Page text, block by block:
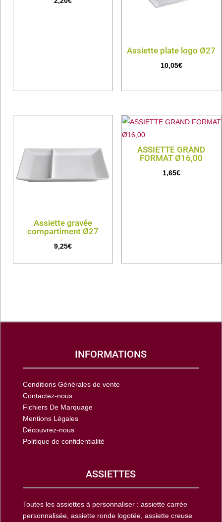
Assiette plate logo Ø27
10,05€
Assiette gravée
compartiment Ø27
9,25€
ASSIETTE GRAND
FORMAT Ø16,00
1,65€
INFORMATIONS
Conditions Générales de vente
Contactez-nous
Fichiers De Marquage
Mentions Légales
Découvrez-nous
Politique de confidentialité
ASSIETTES
Toutes les assiettes à personnaliser : assiette carrée
personnalisée, assiette ronde logotée, assiette creuse